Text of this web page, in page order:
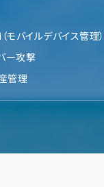
モバイルデバイス管理）
ー攻撃
管理